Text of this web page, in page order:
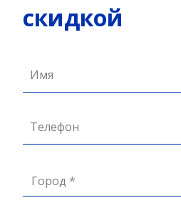
скидкой
Имя
Телефон
Город *